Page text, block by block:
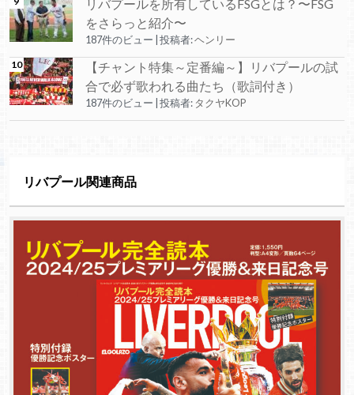
リバプールを所有しているFSGとは？〜FSG
をさらっと紹介〜
187件のビュー 投稿者:ヘンリー
【チャント特集～定番編～】リバプールの試
合で必ず歌われる曲たち（歌詞付き）
187件のビュー 投稿者: タクヤKOP
リバプール関連商品